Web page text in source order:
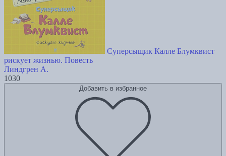
Суперсыщик Калле Блумквист
рискует жизнью. Повесть
Линдгрен А.
1030
Добавить в избранное